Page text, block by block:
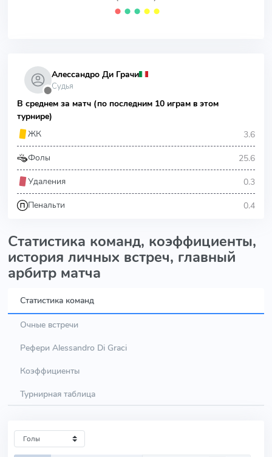
⬤ ⬤ ⬤ ⬤ ⬤
⬤
Алессандро Ди Грачи
Судья
В среднем за матч (по последним 10 играм в этом
турнире)
ЖК
3.6
Фолы 25.6
Удаления 0.3
Пенальти 0.4
Статистика команд, коэффициенты,
история личных встреч, главный
арбитр матча
Статистика команд
Очные встречи
Рефери Alessandro Di Graci
Коэффициенты
Турнирная таблица